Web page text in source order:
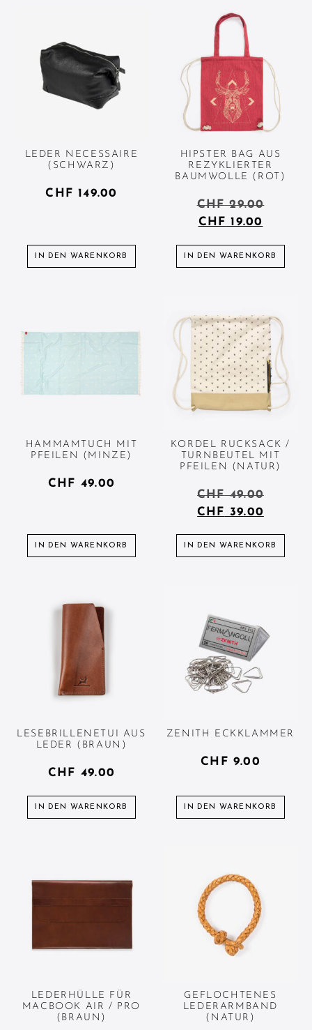
LEDER NECESSAIRE
(SCHWARZ)
CHF 149.00
IN DEN WARENKORB
HIPSTER BAG AUS
REZYKLIERTER
BAUMWOLLE (ROT)
CHF29.00
CHF 19.00
IN DEN WARENKORB
HAMMAMTUCH MIT
PFEILEN (MINZE)
CHF 49.00
IN DEN WARENKORB
KORDEL RUCKSACK /
TURNBEUTEL MIT
PFEILEN (NATUR)
CHF49.00
CHF 39.00
IN DEN WARENKORB
LESEBRILLENETUI AUS
LEDER (BRAUN)
CHF 49.00
IN DEN WARENKORB
ZENITH ECKKLAMMER
CHF 9.00
IN DEN WARENKORB
LEDERHÜLLE FÜR
MACBOOK AIR / PRO
(BRAUN)
GEFLOCHTENES
LEDERARMBAND
(NATUR)